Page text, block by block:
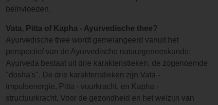
beïnvloeden.
Vata, Pitta of Kapha - Ayurvedische thee?
Ayurvedische thee wordt gemelangeerd vanuit het
perspectief van de Ayurvedische natuurgeneeskunde.
Ayurveda bestaat uit drie karakteristieken, de zogenoemde
"dosha's". De drie karakteristieken zijn Vata -
impulsenergie, Pitta - vuurkracht, en Kapha -
structuurkracht. Voor de gezondheid en het welzijn van